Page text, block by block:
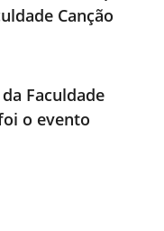
Canção
Faculdade
o evento